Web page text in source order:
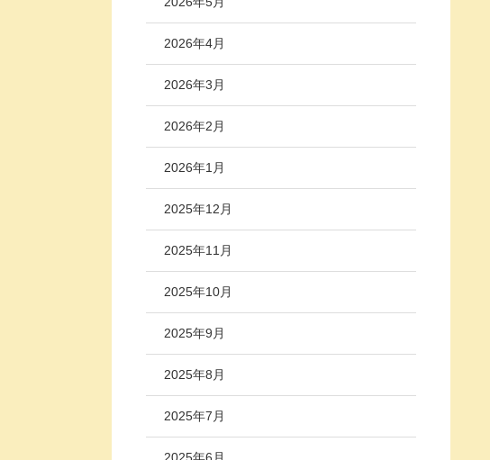
2026年4月
2026年3月
2026年2月
2026年1月
2025年12月
2025年11月
2025年10月
2025年9月
2025年8月
2025年7月
2025年6月